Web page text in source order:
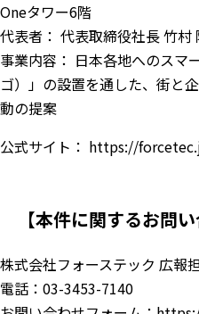
Oneタワー6階
代表者： 代表取締役社長 竹村
事業内容： 日本各地へのスマ
ゴ）」の設置を通した、街と
動の提案
公式サイト： https://
【本件に関するお問い
株式会社フォーステック 広報
電話：03-3453-7140